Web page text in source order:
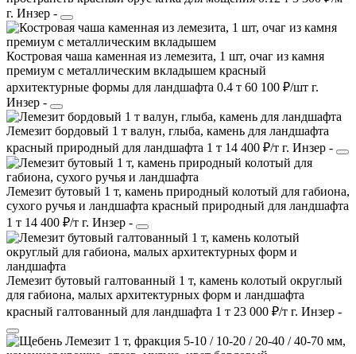
г. Инзер -
Костровая чаша каменная из лемезита, 1 шт, очаг из камня
премиум с металлическим вкладышем красный
архитектурные формы для ландшафта 0.4 т 60 100 ₽/шт г.
Инзер -
Лемезит бордовый 1 т валун, глыба, камень для ландшафта
красный природный для ландшафта 1 т 14 400 ₽/т г. Инзер -
Лемезит бутовый 1 т, камень природный колотый для габиона,
сухого ручья и ландшафта красный природный для ландшафта
1 т 14 400 ₽/т г. Инзер -
Лемезит бутовый галтованный 1 т, камень колотый округлый
для габиона, малых архитектурных форм и ландшафта
красный галтованный для ландшафта 1 т 23 000 ₽/т г. Инзер -